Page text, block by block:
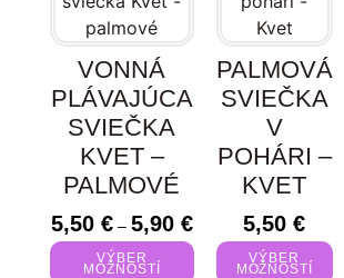
VONNÁ
PLÁVAJÚCA
SVIEČKA
KVET –
PALMOVÉ
5,50 € – 5,90 €
VÝBER
MOŽNOSTÍ
PALMOVÁ
SVIEČKA
V
POHÁRI –
KVET
5,50€
VÝBER
MOŽNOSTÍ